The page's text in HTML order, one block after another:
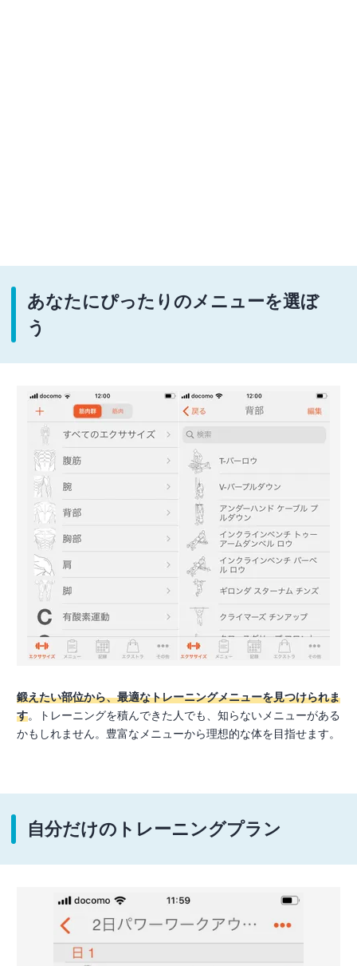
あなたにぴったりのメニューを選ぼ
う
鍛えたい部位から、最適なトレーニングメニューを見つけられま
す。トレーニングを積んできた人でも、知らないメニューがある
かもしれません。豊富なメニューから理想的な体を目指せます。
自分だけのトレーニングプラン